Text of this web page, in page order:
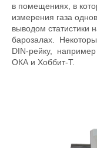
в помещениях, в
измерения газа
выводом статистики
барозалах.
DIN-рейку, например
ОКА и Хоббит-Т.